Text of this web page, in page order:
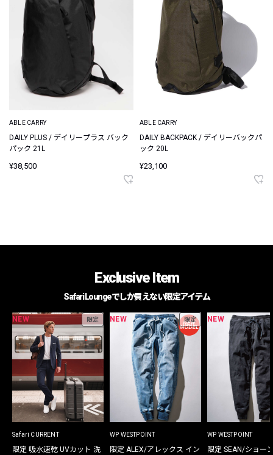
ABLE CARRY
DAILY PLUS / デイリープラス バック
パック 21L
¥38,500
ABLE CARRY
DAILY BACKPACK / デイリーバックパ
ック 20L
¥23,100
Exclusive Item
Safari Loungeでしか買えない限定アイテム
NEW 限定
Safari CURRENT
限定 吸水速乾 UVカット 洗
NEW 限定
WP WESTPOINT
限定 ALEX/アレックス イン
NEW
WP WESTPOINT
限定 SEAN/ショー